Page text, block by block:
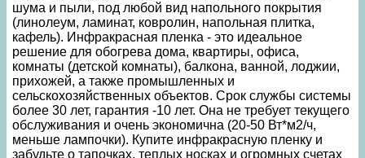
шума и пыли, под любой вид напольного покрытия
(линолеум, ламинат, ковролин, напольная плитка,
кафель). Инфракрасная пленка - это идеальное
решение для обогрева дома, квартиры, офиса,
комнаты (детской комнаты), балкона, ванной, лоджии,
прихожей, а также промышленных и
сельскохозяйственных объектов. Срок службы системы
более 30 лет, гарантия -10 лет. Она не требует текущего
обслуживания и очень экономична (20-50 Вт*м2/ч,
меньше лампочки). Купите инфракрасную пленку и
забудьте о тапочках, теплых носках и огромных счетах